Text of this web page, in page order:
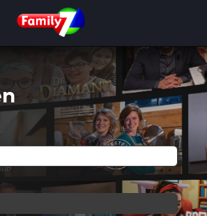
INLOGGEN